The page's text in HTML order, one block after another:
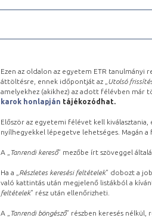
Ezen az oldalon az egyetem ETR tanulmányi
áttöltésre, ennek időpontját az „ Utolsó
amelyekhez (akikhez) az adott félévben már
karok honlapján tájékozódhat.
Először az egyetemi félévet kell kiválasztania,
nyílhegyekkel lépegetve lehetséges. Magán
A „ Tanrendi kereső” mezőbe írt szöveggel
Ha a „ Részletes keresési feltételek” dobozt a
való kattintás után megjelenő listákból a
feltételek” rész után ellenőrizheti.
A „ Tanrendi böngésző” részben keresés